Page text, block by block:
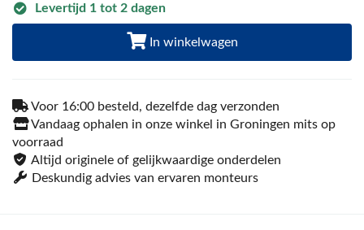
Levertijd 1 tot 2 dagen
In winkelwagen
Voor 16:00 besteld, dezelfde dag verzonden
Vandaag ophalen in onze winkel in Groningen mits op
voorraad
Altijd originele of gelijkwaardige onderdelen
Deskundig advies van ervaren monteurs